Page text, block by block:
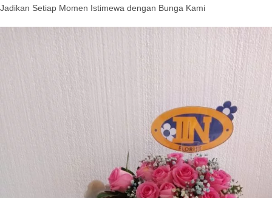
Jadikan Setiap Momen Istimewa dengan Bunga Kami